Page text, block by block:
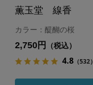
薫玉堂 線香
カラー：醍醐の桜
2,750円 （税込）
4.8（532）